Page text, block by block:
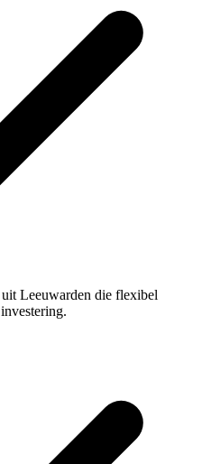
Leeuwarden die flexibel